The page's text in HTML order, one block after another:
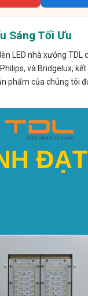
Sáng Tối Ưu
LED nhà xưởng
và Bridgelux,
phẩm của chúng tôi